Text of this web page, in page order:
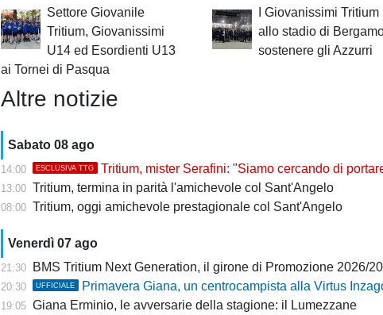
Settore Giovanile
Tritium, Giovanissimi
U14 ed Esordienti U13
ai Tornei di Pasqua
I Giovanissimi Tritium
allo stadio di
sostenere gli Azzurri
Altre notizie
Sabato 08 ago
14:00 ESCLUSIVA TTG Tritium, mister Serafini: "Siamo cercando di portare
13:00 Tritium, termina in parità l'amichevole col Sant'Angelo
08:00 Tritium, oggi amichevole prestagionale col Sant'Angelo
Venerdì 07 ago
21:30 BMS Tritium Next Generation, il girone di Promozione 2026/
20:30 UFFICIALE Primavera Giana, un centrocampista alla Virtus
19:05 Giana Erminio, le avversarie della stagione: il Lumezzane